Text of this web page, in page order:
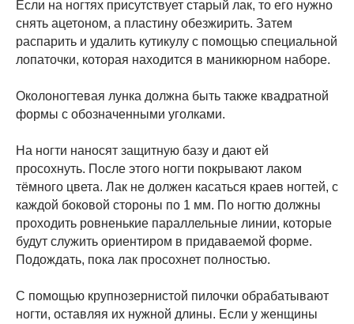
Если на ногтях присутствует старый лак, то его нужно
снять ацетоном, а пластину обезжирить. Затем
распарить и удалить кутикулу с помощью специальной
лопаточки, которая находится в маникюрном наборе.
Околоногтевая лунка должна быть также квадратной
формы с обозначенными уголками.
На ногти наносят защитную базу и дают ей
просохнуть. После этого ногти покрывают лаком
тёмного цвета. Лак не должен касаться краев ногтей, с
каждой боковой стороны по 1 мм. По ногтю должны
проходить ровненькие параллельные линии, которые
будут служить ориентиром в придаваемой форме.
Подождать, пока лак просохнет полностью.
С помощью крупнозернистой пилочки обрабатывают
ногти, оставляя их нужной длины. Если у женщины